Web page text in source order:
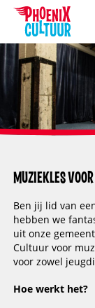
MUZIEKLES
Ben jij lid van
hebben we
uit onze
Cultuur voor
voor zowel
Hoe werkt het?